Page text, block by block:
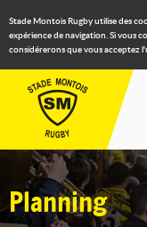
Stade Montois Rugby utilise des
expérience de navigation. Si vous
considérerons que vous acceptez
Planning